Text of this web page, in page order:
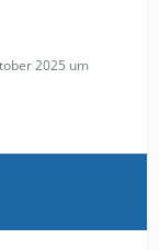
2025 um